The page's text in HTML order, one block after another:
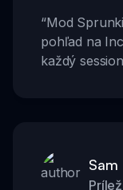
“Mod
pohľad na
každý
Sam